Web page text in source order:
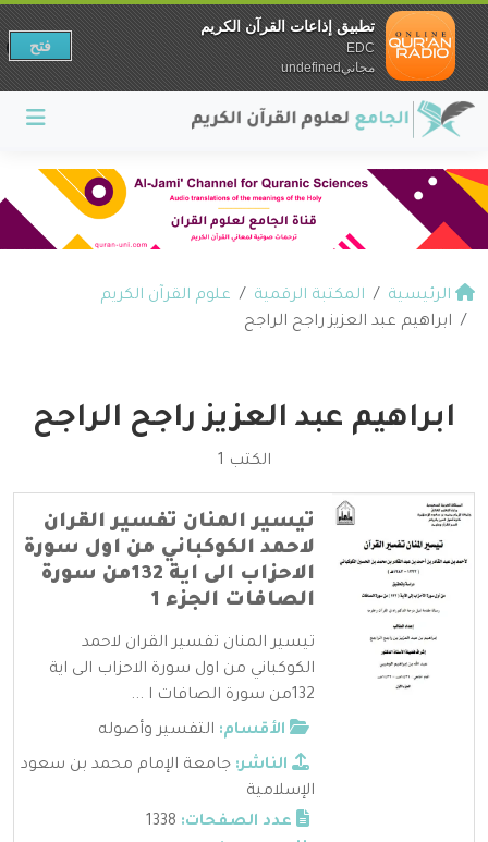
الرئيسية المكتبة الرقمية
علوم القرآن الكريم
ابراهيم عبد العزيز راجح الراجح
ابراهيم عبد العزيز راجح الراجح
الكتب 1
تيسير المنان تفسير القران
لاحمد الكوكباني من اول سورة
الاحزاب الى اية 132من سورة
الصافات الجزء 1
تيسير المنان تفسير القران لاحمد
الكوكباني من اول سورة الاحزاب الى اية
132من سورة الصافات ا ...
الأقسام: التفسير وأصوله
الناشر: جامعة الإمام محمد بن سعود
الإسلامية
عدد الصفحات:
تطبيق إذاعات القرآن الكريم
EDC
مجانيundefined
فتح